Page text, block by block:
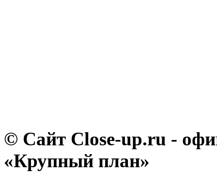
© Сайт Close-up.ru -
«Крупный план»